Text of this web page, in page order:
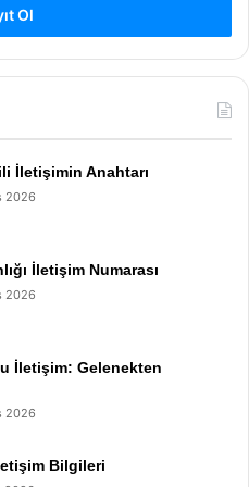
Ol
İletişimin Anahtarı
2026
İletişim Numarası
2026
İletişim: Gelenekten
2026
Bilgileri